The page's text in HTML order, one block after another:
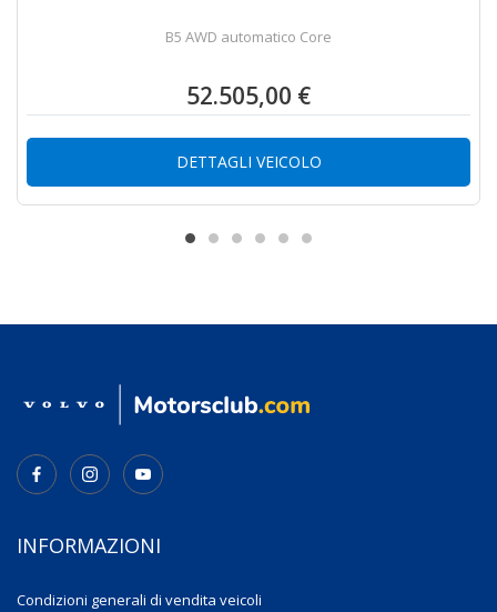
B5 AWD automatico Core
52.505,00 €
DETTAGLI VEICOLO
INFORMAZIONI
Condizioni generali di vendita veicoli